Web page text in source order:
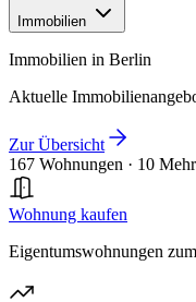
Immobilien
Immobilien in Berlin
Aktuelle
Zur Übersicht
167 Wohnungen · 10
Wohnung kaufen
Eigentumswohnungen